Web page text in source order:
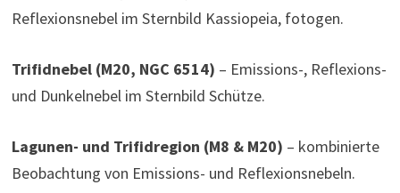
Reflexionsnebel im Sternbild Kassiopeia, fotogen.
Trifidnebel (M20, NGC 6514) – Emissions-, Reflexions-
und Dunkelnebel im Sternbild Schütze.
Lagunen- und Trifidregion (M8 & M20) – kombinierte
Beobachtung von Emissions- und Reflexionsnebeln.